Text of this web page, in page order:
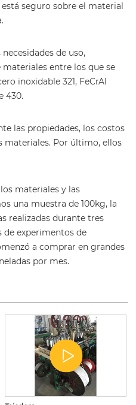
seguro sobre el material
de uso,
entre los que se
inoxidable 321, FeCrAl
430.
las propiedades, los costos
materiales. Por último, ellos
materiales y las
una muestra de 100kg, la
realizadas durante tres
de experimentos de
a comprar en grandes
por mes.